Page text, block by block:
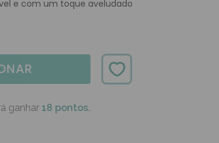
e com um toque aveludado
ganhar 18 pontos.